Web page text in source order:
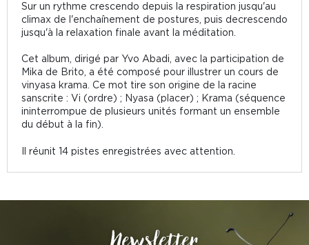
Sur un rythme crescendo depuis la respiration jusqu'au
climax de l'enchaînement de postures, puis decrescendo
jusqu'à la relaxation finale avant la méditation.
Cet album, dirigé par Yvo Abadi, avec la participation de
Mika de Brito, a été composé pour illustrer un cours de
vinyasa krama. Ce mot tire son origine de la racine
sanscrite : Vi (ordre) ; Nyasa (placer) ; Krama (séquence
ininterrompue de plusieurs unités formant un ensemble
du début à la fin).
Il réunit 14 pistes enregistrées avec attention.